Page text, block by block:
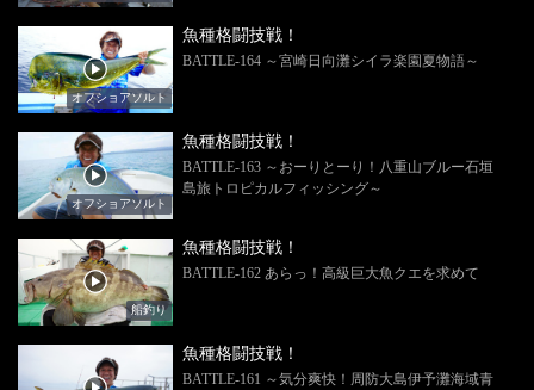
オフショアソルト
魚種格闘技戦！
BATTLE-164 ～宮崎日向灘シイラ楽園夏物語～
オフショアソルト
魚種格闘技戦！
BATTLE-163 ～おーりとーり！八重山ブルー石垣
島旅トロピカルフィッシング～
船釣り
魚種格闘技戦！
BATTLE-162 あらっ！高級巨大魚クエを求めて
魚種格闘技戦！
BATTLE-161 ～気分爽快！周防大島伊予灘海域青